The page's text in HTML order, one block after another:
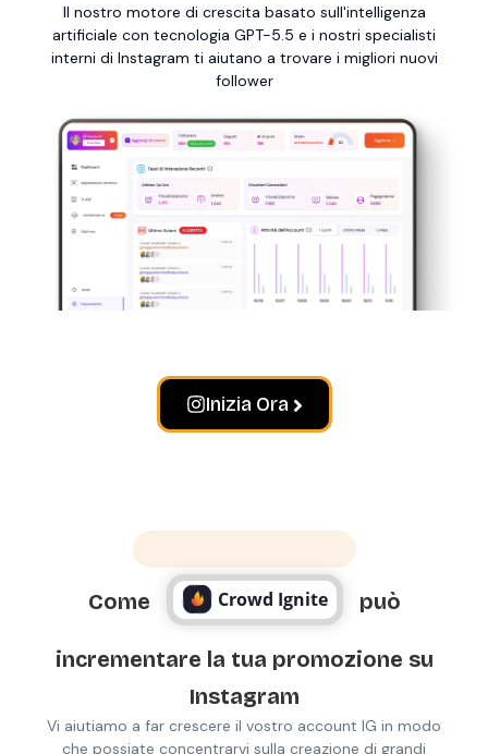
Il nostro motore di crescita basato sull'intelligenza
artificiale con tecnologia GPT-5.5 e i nostri specialisti
interni di Instagram ti aiutano a trovare i migliori nuovi
follower
Inizia Ora
Come Crowd Ignite può
incrementare la tua promozione su
Instagram
Vi aiutiamo a far crescere il vostro account IG in modo
che possiate concentrarvi sulla creazione di grandi